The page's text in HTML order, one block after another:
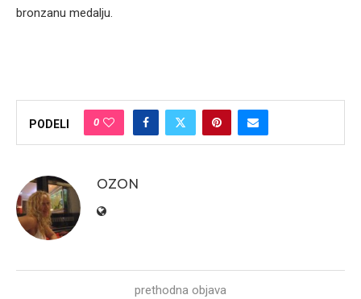
bronzanu medalju.
PODELI 0
OZON
prethodna objava